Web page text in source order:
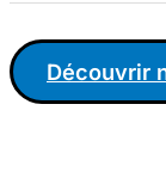
Découvrir